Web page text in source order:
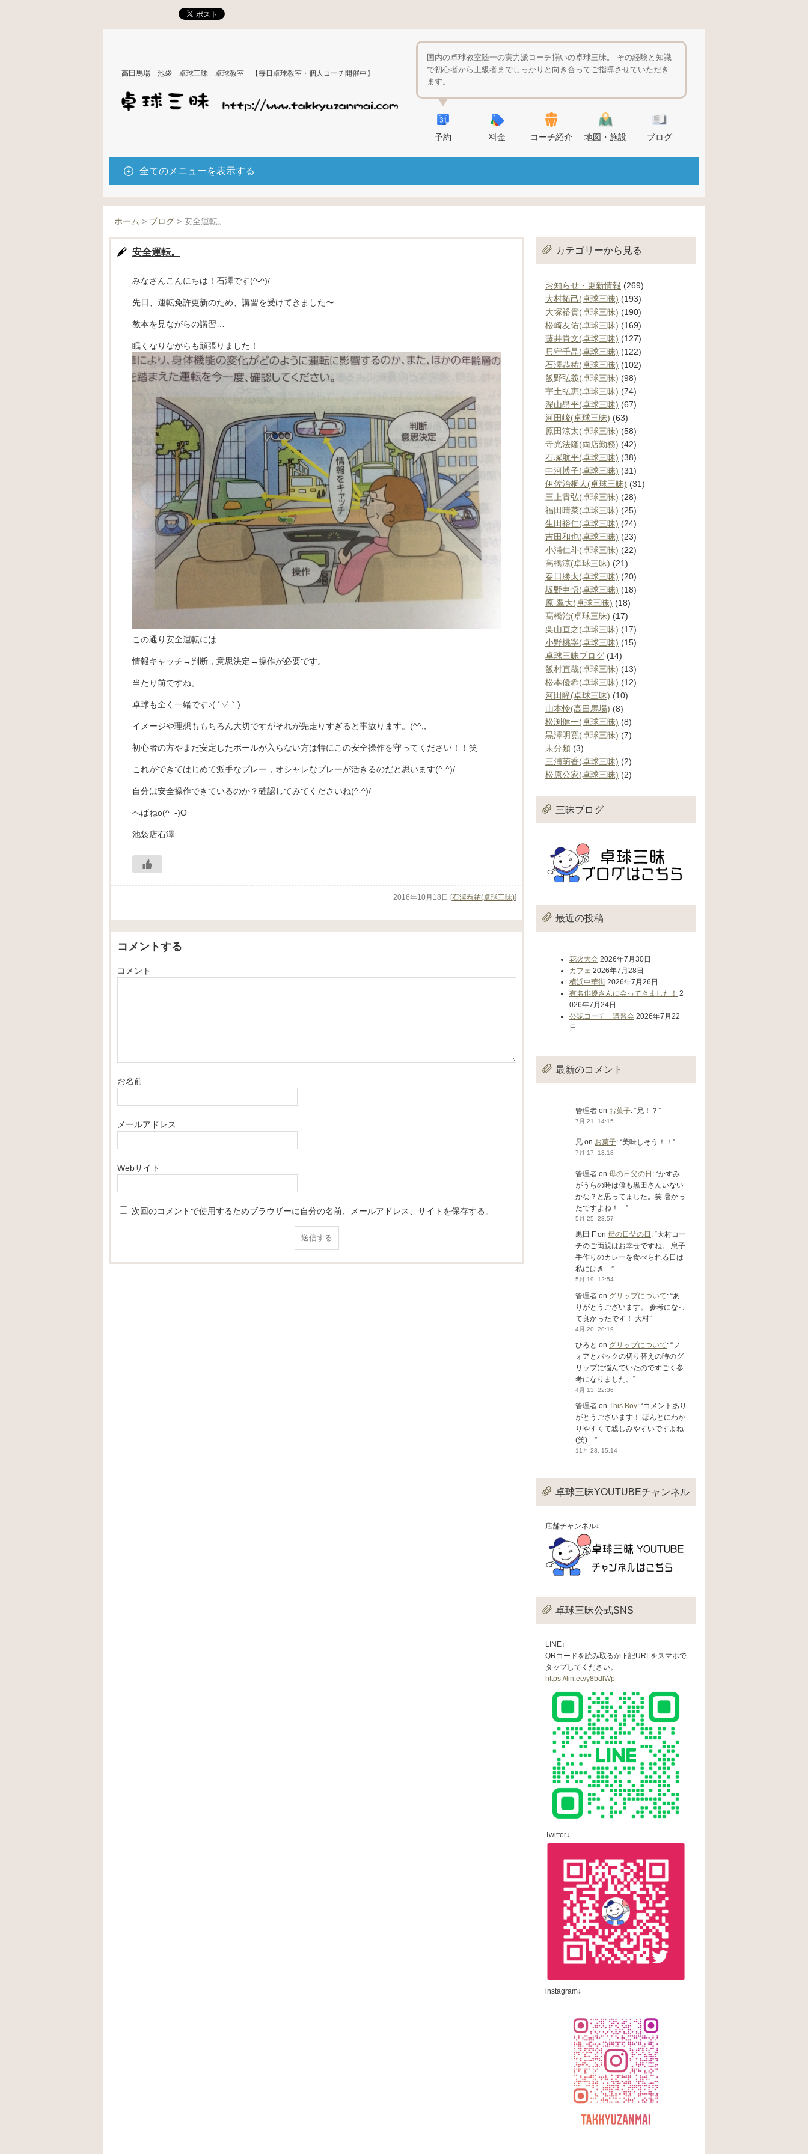
高田馬場 池袋 卓球三昧 卓球教室 【毎日卓球教室・個人コーチ開催中】
国内の卓球教室随一の実力派コーチ揃いの卓球三昧。 その経験と知識
で初心者から上級者までしっかりと向き合ってご指導させていただき
ます。
予約 料金 コーチ紹介 地図・施設 ブログ
全てのメニューを表示する
ホーム > ブログ > 安全運転。
安全運転。
みなさんこんにちは！石澤です(^-^)/
先日、運転免許更新のため、講習を受けてきました〜
教本を見ながらの講習…
眠くなりながらも頑張りました！
この通り安全運転には
情報キャッチ→判断，意思決定→操作が必要です。
当たり前ですね。
卓球も全く一緒です♪( ´▽｀)
イメージや理想ももちろん大切ですがそれが先走りすぎると事故ります。(^^;;
初心者の方やまだ安定したボールが入らない方は特にこの安全操作を守ってください！！笑
これができてはじめて派手なプレー，オシャレなプレーが活きるのだと思います(^-^)/
自分は安全操作できているのか？確認してみてくださいね(^-^)/
へばねo(^_-)O
池袋店石澤
2016年10月18日 [石澤恭祐(卓球三昧)]
コメントする
コメント
お名前
メールアドレス
Webサイト
次回のコメントで使用するためブラウザーに自分の名前、メールアドレス、サイトを保存する。
カテゴリーから見る
お知らせ・更新情報 (269)
大村拓己(卓球三昧) (193)
大塚裕貴(卓球三昧) (190)
松崎友佑(卓球三昧) (169)
藤井貴文(卓球三昧) (127)
貝守千晶(卓球三昧) (122)
石澤恭祐(卓球三昧) (102)
飯野弘義(卓球三昧) (98)
宇土弘恵(卓球三昧) (74)
深山昂平(卓球三昧) (67)
河田峻(卓球三昧) (63)
原田涼太(卓球三昧) (58)
寺光法隆(両店勤務) (42)
石塚航平(卓球三昧) (38)
中河博子(卓球三昧) (31)
伊佐治桐人(卓球三昧) (31)
三上貴弘(卓球三昧) (28)
福田晴菜(卓球三昧) (25)
生田裕仁(卓球三昧) (24)
吉田和也(卓球三昧) (23)
小浦仁斗(卓球三昧) (22)
高橋涼(卓球三昧) (21)
春日勝太(卓球三昧) (20)
坂野申悟(卓球三昧) (18)
原 翼大(卓球三昧) (18)
髙橋治(卓球三昧) (17)
栗山直之(卓球三昧) (17)
小野桃寧(卓球三昧) (15)
卓球三昧ブログ (14)
飯村直哉(卓球三昧) (13)
松本優希(卓球三昧) (12)
河田瞳(卓球三昧) (10)
山本怜(高田馬場) (8)
松渕健一(卓球三昧) (8)
黒澤明寛(卓球三昧) (7)
未分類 (3)
三浦萌香(卓球三昧) (2)
松原公家(卓球三昧) (2)
三昧ブログ
最近の投稿
花火大会 2026年7月30日
カフェ 2026年7月28日
横浜中華街 2026年7月26日
有名俳優さんに会ってきました！ 2
026年7月24日
公認コーチ 講習会 2026年7月22
日
最新のコメント
管理者 on お菓子: “兄！？ ”
7月 21, 14:15
兄 on お菓子: “美味しそう！！ ”
7月 17, 13:18
管理者 on 母の日父の日 : “かすみ
がうらの時は僕も黒田さんいない
かな？と思ってました。笑 暑かっ
たですよね！… ”
5月 25, 23:57
黒田 F on 母の日父の日 : “大村コー
チのご両親はお幸せですね。 息子
手作りのカレーを食べられる日は
私にはき…”
5月 19, 12:54
管理者 on グリップについて: “あ
りがとうございます。 参考になっ
て良かったです！ 大村”
4月 20, 20:19
ひろと on グリップについて: “フ
ォアとバックの切り替えの時のグ
リップに悩んでいたのですごく参
考になりました。 ”
4月 13, 22:36
管理者 on This Boy: “コメントあり
がとうございます！ ほんとにわか
りやすくて親しみやすいですよね
(笑)…”
11月 28, 15:14
卓球三昧YOUTUBEチャンネル
店舗チャンネル↓
卓球三昧公式SNS
LINE↓
QRコードを読み取るか下記URLをスマホで
タップしてください。
https://lin.ee/y8bdlWp
Twitter↓
instagram↓